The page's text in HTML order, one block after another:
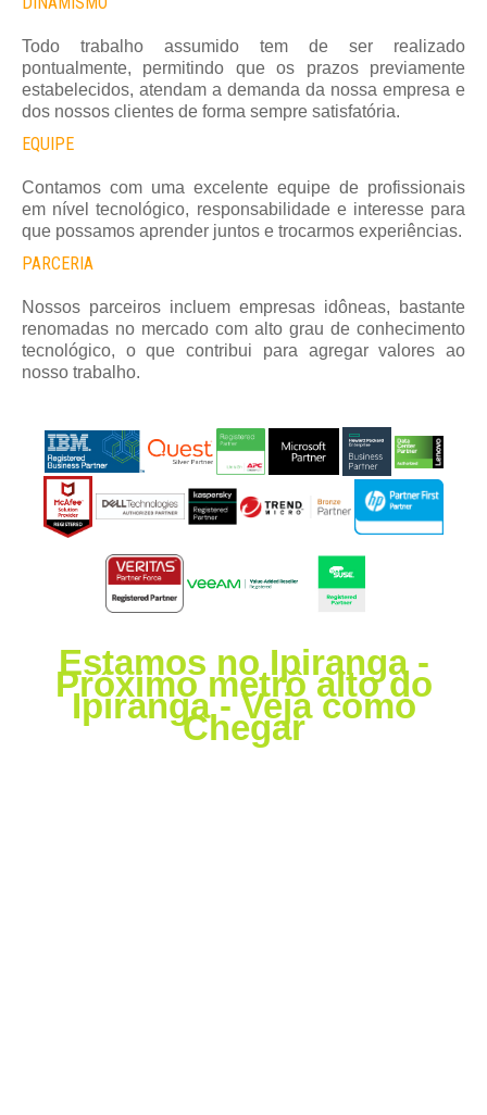
Todo trabalho assumido tem de ser realizado
pontualmente, permitindo que os prazos previamente
estabelecidos, atendam a demanda da nossa empresa e
dos nossos clientes de forma sempre satisfatória.
EQUIPE
Contamos com uma excelente equipe de profissionais
em nível tecnológico, responsabilidade e interesse para
que possamos aprender juntos e trocarmos experiências.
PARCERIA
Nossos parceiros incluem empresas idôneas, bastante
renomadas no mercado com alto grau de conhecimento
tecnológico, o que contribui para agregar valores ao
nosso trabalho.
Estamos no Ipiranga -
Próximo metrô alto do
Ipiranga - Veja como
Chegar